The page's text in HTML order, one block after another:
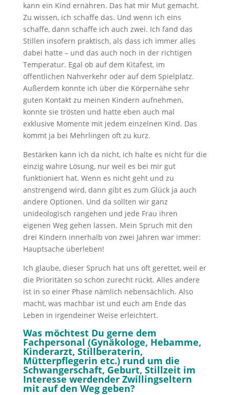
kann ein Kind ernähren. Das hat mir Mut gemacht.
Zu wissen, ich schaffe das. Und wenn ich eins
schaffe, dann schaffe ich auch zwei. Ich fand das
Stillen insofern praktisch, als dass ich immer alles
dabei hatte – und das auch noch in der richtigen
Temperatur. Egal ob auf dem Kitafest, im
öffentlichen Nahverkehr oder auf dem Spielplatz.
Außerdem konnte ich über die Körpernähe sehr
guten Kontakt zu meinen Kindern aufnehmen,
konnte sie trösten und hatte eben auch mal
exklusive Momente mit jedem einzelnen Kind. Das
kommt ja bei Mehrlingen oft zu kurz.
Bestärken kann ich da nicht, ich halte es nicht für die
einzig wahre Lösung, nur weil es bei mir gut
funktioniert hat. Wenn es nicht geht und zu
anstrengend wird, dann gibt es zum Glück ja auch
andere Optionen. Und da sollten wir ganz
unideologisch rangehen und jede Frau ihren
eigenen Weg gehen lassen. Mein Spruch mit den
drei Kindern innerhalb von zwei Jahren war immer:
Hauptsache überleben!
Ich glaube, dieser Spruch hat uns oft gerettet, weil er
die Prioritäten so schön zurecht rückt. Alles andere
ist in so einer Phase nämlich nebensächlich. Also
macht, was machbar ist und euch am Ende das
Leben in irgendeiner Weise erleichtert.
Was möchtest Du gerne dem
Fachpersonal (Gynäkologe, Hebamme,
Kinderarzt, Stillberaterin,
Mütterpflegerin etc.) rund um die
Schwangerschaft, Geburt, Stillzeit im
Interesse werdender Zwillingseltern
mit auf den Weg geben?